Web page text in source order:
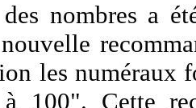
nombres a
les numéraux
100". Cette